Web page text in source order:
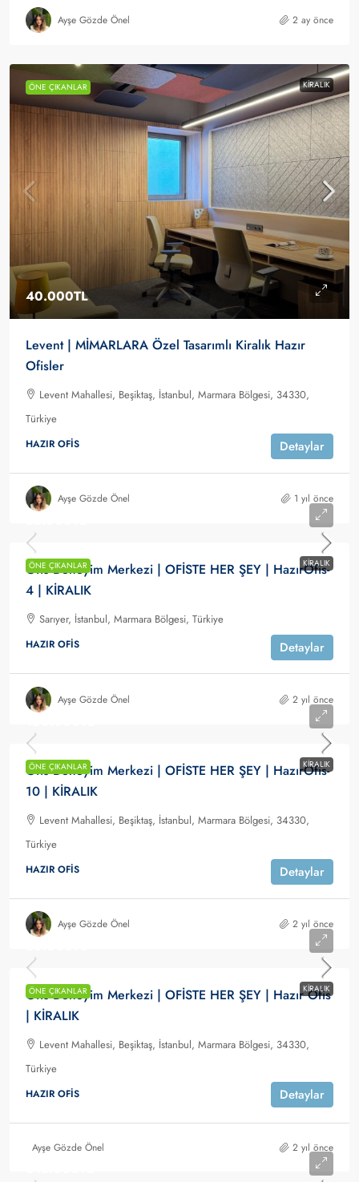
Ayşe Gözde Önel 2 ay önce
ÖNE ÇIKANLAR KIRALIK
40.000TL
Levent | MİMARLARA Özel Tasarımlı Kiralık Hazır
Ofisler
Levent Mahallesi, Beşiktaş, İstanbul, Marmara Bölgesi, 34330,
Türkiye
HAZIR OFIS Detaylar
Ayşe Gözde Önel 1 yıl önce
ÖNE ÇIKANLAR KIRALIK
Ofis Deneyim Merkezi | OFİSTE HER ŞEY | HazırOfis-
4 | KİRALIK
Sarıyer, İstanbul, Marmara Bölgesi, Türkiye
HAZIR OFIS Detaylar
Ayşe Gözde Önel 2 yıl önce
ÖNE ÇIKANLAR KIRALIK
Ofis Deneyim Merkezi | OFİSTE HER ŞEY | HazırOfis-
10 | KİRALIK
Levent Mahallesi, Beşiktaş, İstanbul, Marmara Bölgesi, 34330,
Türkiye
HAZIR OFIS Detaylar
Ayşe Gözde Önel 2 yıl önce
ÖNE ÇIKANLAR KIRALIK
Ofis Deneyim Merkezi | OFİSTE HER ŞEY | Hazır Ofis
| KİRALIK
Levent Mahallesi, Beşiktaş, İstanbul, Marmara Bölgesi, 34330,
Türkiye
HAZIR OFIS Detaylar
Ayşe Gözde Önel 2 yıl önce